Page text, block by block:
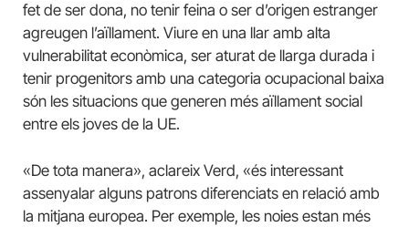
fet de ser dona, no tenir feina o ser d’origen estranger
agreugen l’aïllament. Viure en una llar amb alta
vulnerabilitat econòmica, ser aturat de llarga durada i
tenir progenitors amb una categoria ocupacional baixa
són les situacions que generen més aïllament social
entre els joves de la UE.
«De tota manera», aclareix Verd, «és interessant
assenyalar alguns patrons diferenciats en relació amb
la mitjana europea. Per exemple, les noies estan més